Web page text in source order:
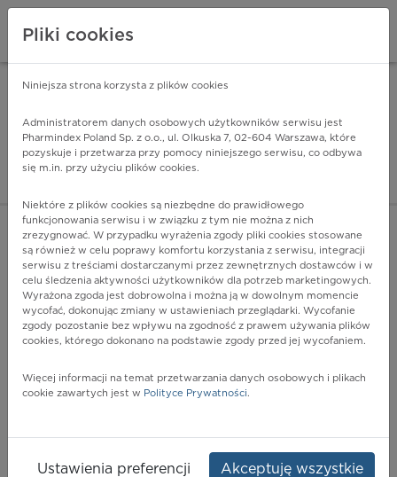
Pharmindex - lider
ZALOGUJ SIĘ
POKAŻ FILTRY
Pharmindex
Pliki cookies
Niniejsza strona korzysta z plików cookies
Administratorem danych osobowych użytkowników serwisu jest
Pharmindex Poland Sp. z o.o., ul. Olkuska 7, 02-604 Warszawa, które
pozyskuje i przetwarza przy pomocy niniejszego serwisu, co odbywa
się m.in. przy użyciu plików cookies.
Niektóre z plików cookies są niezbędne do prawidłowego
funkcjonowania serwisu i w związku z tym nie można z nich
zrezygnować. W przypadku wyrażenia zgody pliki cookies stosowane
są również w celu poprawy komfortu korzystania z serwisu, integracji
serwisu z treściami dostarczanymi przez zewnętrznych dostawców i w
celu śledzenia aktywności użytkowników dla potrzeb marketingowych.
Wyrażona zgoda jest dobrowolna i można ją w dowolnym momencie
wycofać, dokonując zmiany w ustawieniach przeglądarki. Wycofanie
zgody pozostanie bez wpływu na zgodność z prawem używania plików
cookies, którego dokonano na podstawie zgody przed jej wycofaniem.
Więcej informacji na temat przetwarzania danych osobowych i plikach
cookie zawartych jest w Polityce Prywatności.
Ustawienia preferencji Akceptuję wszystkie
ZA DARMO - w Google Play INSTALUJ